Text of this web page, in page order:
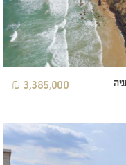
3,385,000 ₪